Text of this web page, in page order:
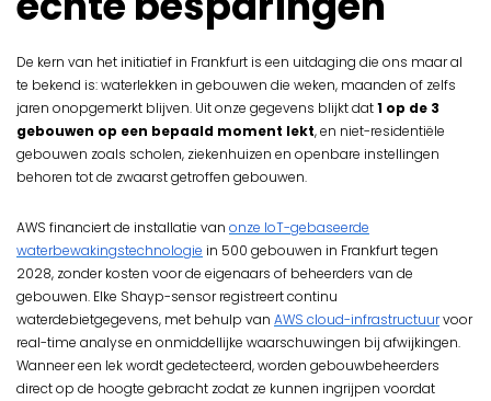
De kern van het initiatief in Frankfurt is een uitdaging die ons maar al
te bekend is: waterlekken in gebouwen die weken, maanden of zelfs
jaren onopgemerkt blijven. Uit onze gegevens blijkt dat1 op de 3
gebouwen op een bepaald moment lekt, en niet-residentiële
gebouwen zoals scholen, ziekenhuizen en openbare instellingen
behoren tot de zwaarst getroffen gebouwen.
AWS financiert de installatie van onze IoT-gebaseerde
waterbewakingstechnologie in 500 gebouwen in Frankfurt tegen
2028, zonder kosten voor de eigenaars of beheerders van de
gebouwen. Elke Shayp-sensor registreert continu
waterdebietgegevens, met behulp van AWS cloud-infrastructuurvoor
real-time analyse en onmiddellijke waarschuwingen bij afwijkingen.
Wanneer een lek wordt gedetecteerd, worden gebouwbeheerders
direct op de hoogte gebracht zodat ze kunnen ingrijpen voordat